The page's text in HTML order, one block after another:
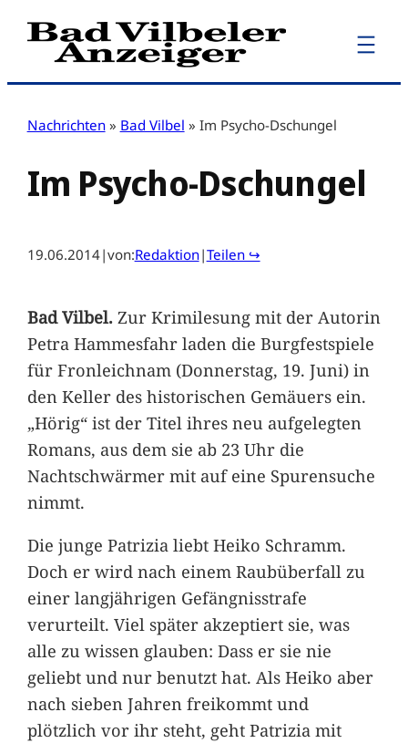
Zum
Inhalt
Nachrichten » Bad Vilbel » Im Psycho-Dschungel
Im Psycho-Dschungel
19.06.2014|von:Redaktion|Teilen ↪
Bad Vilbel.Zur Krimilesung mit der Autorin
Petra Hammesfahr laden die Burgfestspiele
für Fronleichnam (Donnerstag, 19. Juni) in
den Keller des historischen Gemäuers ein.
„Hörig“ ist der Titel ihres neu aufgelegten
Romans, aus dem sie ab 23 Uhr die
Nachtschwärmer mit auf eine Spurensuche
nimmt.
Die junge Patrizia liebt Heiko Schramm.
Doch er wird nach einem Raubüberfall zu
einer langjährigen Gefängnisstrafe
verurteilt. Viel später akzeptiert sie, was
alle zu wissen glauben: Dass er sie nie
geliebt und nur benutzt hat. Als Heiko aber
nach sieben Jahren freikommt und
plötzlich vor ihr steht, geht Patrizia mit